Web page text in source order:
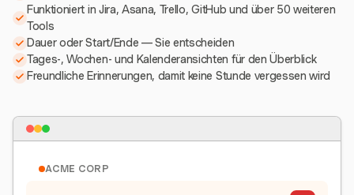
Funktioniert in Jira, Asana, Trello, GitHub und über 50 weiteren
Tools
Dauer oder Start/Ende — Sie entscheiden
Tages-, Wochen- und Kalenderansichten für den Überblick
Freundliche Erinnerungen, damit keine Stunde vergessen wird
ACME CORP